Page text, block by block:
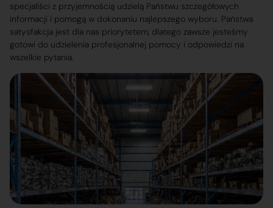
specjaliści z przyjemnością udzielą Państwu szczegółowych
informacji i pomogą w dokonaniu najlepszego wyboru. Państwa
satysfakcja jest dla nas priorytetem, dlatego zawsze jesteśmy
gotowi do udzielenia profesjonalnej pomocy i odpowiedzi na
wszelkie pytania.